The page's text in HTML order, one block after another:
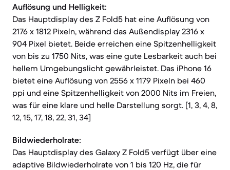
Auflösung und Helligkeit:
Das Hauptdisplay des Z Fold5 hat eine Auflösung von
2176 x 1812 Pixeln, während das Außendisplay 2316 x
904 Pixel bietet. Beide erreichen eine Spitzenhelligkeit
von bis zu 1750 Nits, was eine gute Lesbarkeit auch bei
hellem Umgebungslicht gewährleistet. Das iPhone 16
bietet eine Auflösung von 2556 x 1179 Pixeln bei 460
ppi und eine Spitzenhelligkeit von 2000 Nits im Freien,
was für eine klare und helle Darstellung sorgt. [1, 3, 4, 8,
12, 15, 17, 18, 22, 31, 34]
Bildwiederholrate:
Das Hauptdisplay des Galaxy Z Fold5 verfügt über eine
adaptive Bildwiederholrate von 1 bis 120 Hz, die für